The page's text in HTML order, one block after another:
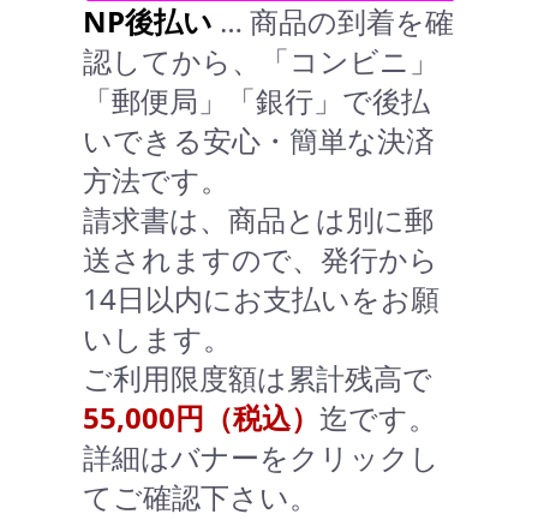
NP後払い … 商品の到着を確
認してから、「コンビニ」
「郵便局」「銀行」で後払
いできる安心・簡単な決済
方法です。
請求書は、商品とは別に郵
送されますので、発行から
14日以内にお支払いをお願
いします。
ご利用限度額は累計残高で
55,000円（税込） 迄です。
詳細はバナーをクリックし
てご確認下さい。